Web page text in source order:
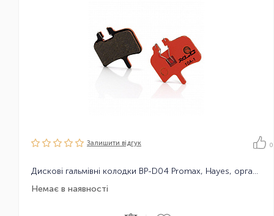
Залишити вiдгук 0
Дискові гальмівні колодки BP-D04 Promax, Hayes, органічні
Немає в наявності